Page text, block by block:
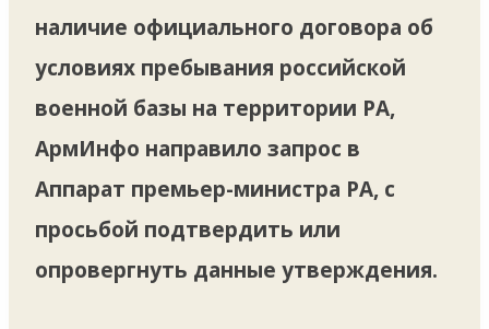
наличие официального договора об
условиях пребывания российской
военной базы на территории РА,
АрмИнфо направило запрос в
Аппарат премьер-министра РА, с
просьбой подтвердить или
опровергнуть данные утверждения.